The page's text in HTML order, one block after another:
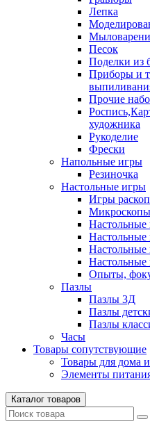
Лепка
Песок
Поделки из
Приборы и
Прочие
художника
Рукоделие
Фрески
Напольные игры
Резиночка
Настольные игры
Игры
Настольные
Опыты,
Пазлы
Пазлы 3Д
Пазлы
Пазлы
Часы
Товары сопутствующие
Товары для дома и
Элементы
Каталог товаров